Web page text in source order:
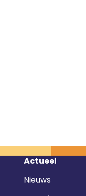
Footer
Actueel
Nieuws